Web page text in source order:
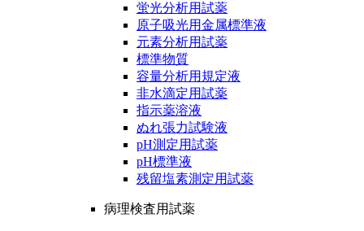
蛍光分析用試薬
原子吸光用金属標準液
元素分析用試薬
標準物質
容量分析用規定液
非水滴定用試薬
指示薬溶液
ぬれ張力試験液
pH測定用試薬
pH標準液
残留塩素測定用試薬
病理検査用試薬